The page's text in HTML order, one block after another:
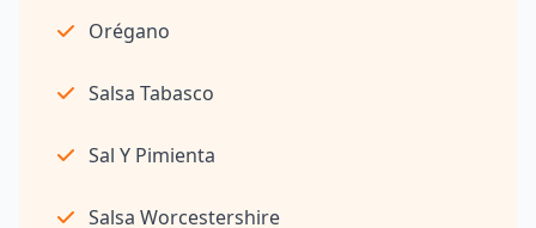
Orégano
Salsa Tabasco
Sal Y Pimienta
Salsa Worcestershire